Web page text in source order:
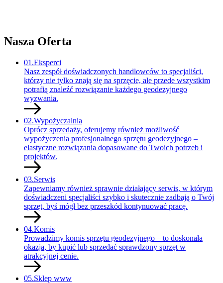
Nasza Oferta
01.Eksperci
Nasz zespół doświadczonych handlowców to specjaliści,
którzy nie tylko znają się na sprzęcie, ale przede wszystkim
potrafią znaleźć rozwiązanie każdego geodezyjnego
wyzwania.
02.Wypożyczalnia
Oprócz sprzedaży, oferujemy również możliwość
wypożyczenia profesjonalnego sprzętu geodezyjnego –
elastyczne rozwiązania dopasowane do Twoich potrzeb i
projektów.
03.Serwis
Zapewniamy również sprawnie działający serwis, w którym
doświadczeni specjaliści szybko i skutecznie zadbają o Twój
sprzęt, byś mógł bez przeszkód kontynuować pracę.
04.Komis
Prowadzimy komis sprzętu geodezyjnego – to doskonała
okazja, by kupić lub sprzedać sprawdzony sprzęt w
atrakcyjnej cenie.
05.Sklep www